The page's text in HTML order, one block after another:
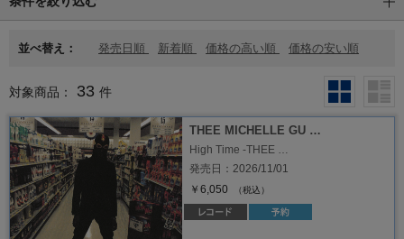
並べ替え： 発売日順 新着順 価格の高い順 価格の安い順
対象商品： 33 件
THEE MICHELLE GU …
High Time -THEE …
発売日：2026/11/01
￥6,050
（税込）